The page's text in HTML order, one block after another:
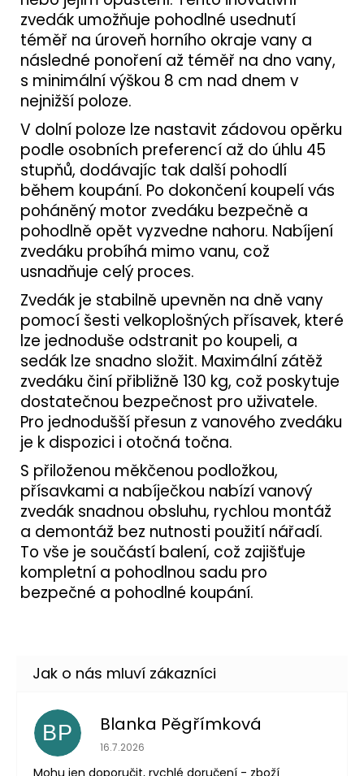
zvedák umožňuje pohodlné usednutí
téměř na úroveň horního okraje vany a
následné ponoření až téměř na dno vany,
s minimální výškou 8 cm nad dnem v
nejnižší poloze.
V dolní poloze lze nastavit zádovou opěrku
podle osobních preferencí až do úhlu 45
stupňů, dodávajíc tak další pohodlí
během koupání. Po dokončení koupelí vás
poháněný motor zvedáku bezpečně a
pohodlně opět vyzvedne nahoru. Nabíjení
zvedáku probíhá mimo vanu, což
usnadňuje celý proces.
Zvedák je stabilně upevněn na dně vany
pomocí šesti velkoplošných přísavek, které
lze jednoduše odstranit po koupeli, a
sedák lze snadno složit. Maximální zátěž
zvedáku činí přibližně 130 kg, což poskytuje
dostatečnou bezpečnost pro uživatele.
Pro jednodušší přesun z vanového zvedáku
je k dispozici i otočná točna.
S přiloženou měkčenou podložkou,
přísavkami a nabíječkou nabízí vanový
zvedák snadnou obsluhu, rychlou montáž
a demontáž bez nutnosti použití nářadí.
To vše je součástí balení, což zajišťuje
kompletní a pohodlnou sadu pro
bezpečné a pohodlné koupání.
BP Blanka Pěgřímková
Hodnocení obchodu je 5 z 5 hvězdiček.
16.7.2026